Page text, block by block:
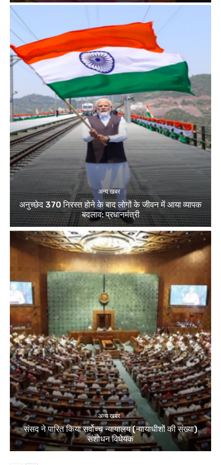
अन्य खबर
अनुच्छेद 370 निरस्त होने के बाद लोगों के जीवन में आया व्यापक
बदलाव: प्रधानमंत्री
अन्य खबर
संसद ने पारित किया सर्वोच्च न्यायालय (न्यायाधीशों की संख्या)
संशोधन विधेयक